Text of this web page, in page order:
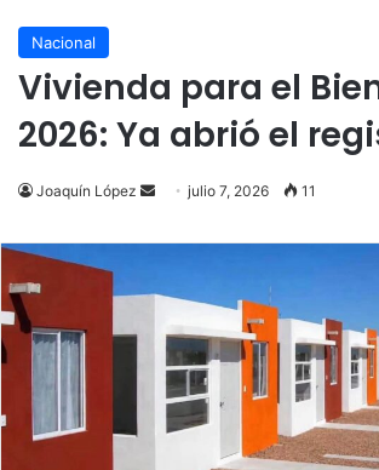
Nacional
Vivienda para el
2026: Ya abrió el
Joaquín López
Send
email
julio 7, 2026 11